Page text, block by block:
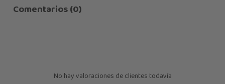
Comentarios (0)
No hay valoraciones de clientes todavía